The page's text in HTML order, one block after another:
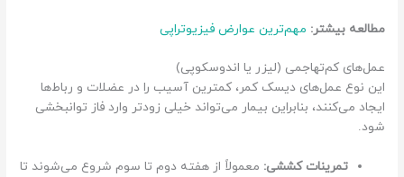
ی
م
ه
ک
س
مطالعه بیشتر: مهم‌ترین عوارض فیزیوتراپی
عمل‌های کم‌تهاجمی (لیزر یا اندوسکوپی)
این نوع عمل‌های دیسک کمر، کمترین آسیب را در عضلات و رباط‌ها
ایجاد می‌کنند، بنابراین بیمار می‌تواند خیلی زودتر وارد فاز توانبخشی
شود.
تمرینات کششی: معمولاً از هفته دوم تا سوم شروع می‌شوند تا